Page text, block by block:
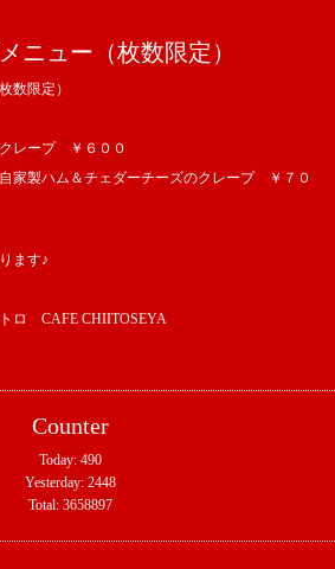
ュー（枚数限定）
数限定）
レープ ￥６００
家製ハム＆チェダーチーズのクレープ ￥７０
ます♪
CAFE CHIITOSEYA
Counter
Today: 490
Yesterday: 2448
Total: 3658897